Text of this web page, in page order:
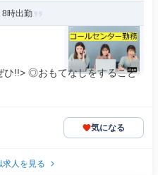
8時出勤
ひ!!> ◎おもてなしをすること
気になる
求人を見る